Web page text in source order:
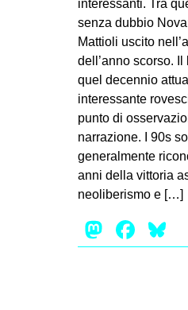
SPORT
DIRITTO
interessanti. Tra
senza dubbio
Mattioli uscito
dell’anno scorso.
quel decennio
interessante
punto di
narrazione. I 90s
generalmente
anni della vittoria
neoliberismo e […]